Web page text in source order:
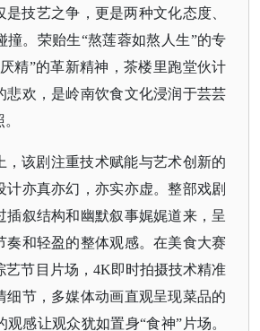
技艺之争，更是两种文化态度、
撞。荣贻生“熬莲蓉如熬人生”的专
精”的革新精神，茶楼里跑堂伙计
悲欢，是岭南饮食文化浸润于芸芸
，该剧注重技术赋能与艺术创新的
计亦真亦幻，亦实亦虚。整部戏剧
插叙结构和幽默叙事娓娓道来，呈
奏和轻盈的整体观感。在美食大赛
艺节目片场，4K即时拍摄技术精准
细节，多媒体动画直观呈现菜品的
感让观众犹如置身“食神”片场。